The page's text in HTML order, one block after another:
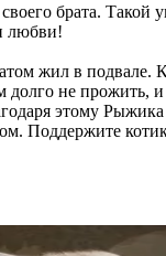
брата. Такой
любви!
жил в подвале.
долго не прожить, и
этому Рыжика
Поддержите